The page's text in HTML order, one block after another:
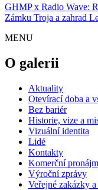
GHMP x Radio Wave:
Zámku Troja a zahrad
MENU
O galerii
Aktuality
Otevírací doba a
Bez bariér
Historie, vize a
Vizuální identita
Lidé
Kontakty
Komerční
Výroční zprávy
Veřejné zakázky